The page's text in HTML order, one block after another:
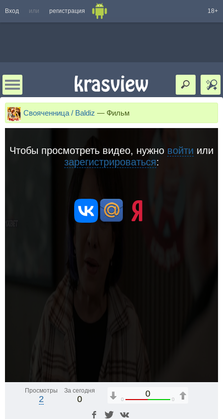
Вход или регистрация 18+
Свояченница / Baldiz — Фильм
Чтобы просмотреть видео, нужно войти или
зарегистрироваться:
Просмотры
2
За сегодня
0
0
0 0